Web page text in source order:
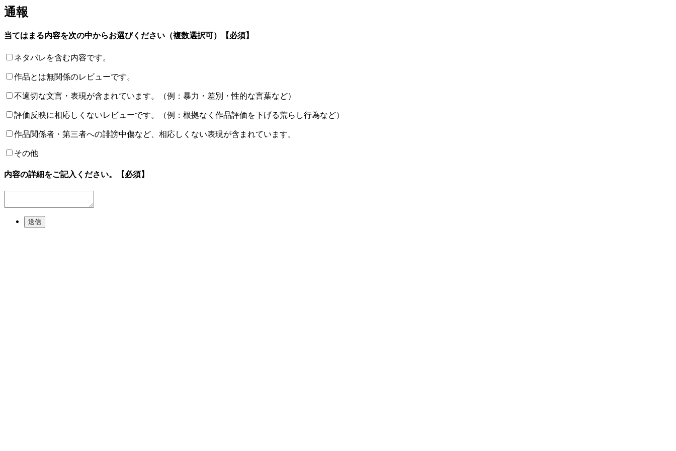
通報
当てはまる内容を次の中からお選びください（複数選択可） 【必須】
ネタバレを含む内容です。
作品とは無関係のレビューです。
不適切な文言・表現が含まれています。（例：暴力・差別・性的な言葉など）
評価反映に相応しくないレビューです。（例：根拠なく作品評価を下げる荒らし行為など）
作品関係者・第三者への誹謗中傷など、相応しくない表現が含まれています。
その他
内容の詳細をご記入ください。 【必須】
送信